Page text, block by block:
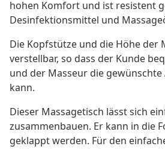
hohen Komfort und ist resistent
Desinfektionsmittel und
Die Kopfstütze und die Höhe der
verstellbar, so dass der Kunde
und der Masseur die
kann.
Dieser Massagetisch lässt sich
zusammenbauen. Er kann in die
geklappt werden. Für den